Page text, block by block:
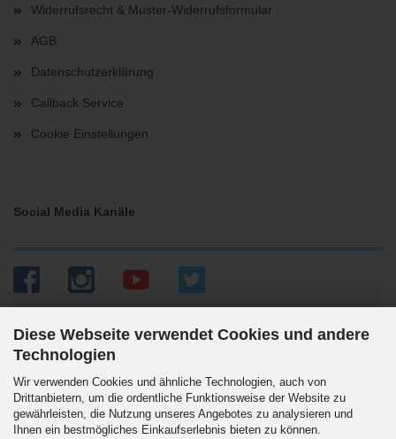
Diese Webseite verwendet Cookies und andere
Technologien
Wir verwenden Cookies und ähnliche Technologien, auch von
Drittanbietern, um die ordentliche Funktionsweise der Website zu
gewährleisten, die Nutzung unseres Angebotes zu analysieren und
Ihnen ein bestmögliches Einkaufserlebnis bieten zu können.
Widerrufsrecht & Muster-Widerrufsformular
AGB
Datenschutzerklärung
Callback Service
Cookie Einstellungen
Social Media Kanäle
Versandpartner